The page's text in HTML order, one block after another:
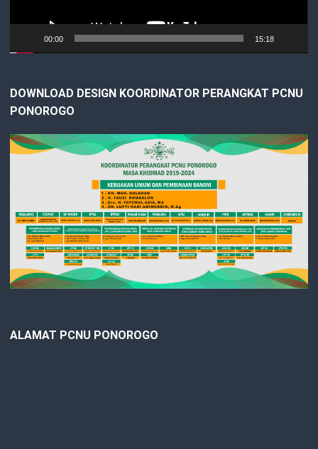
00:00 15:18
DOWNLOAD DESIGN KOORDINATOR PERANGKAT PCNU
PONOROGO
ALAMAT PCNU PONOROGO